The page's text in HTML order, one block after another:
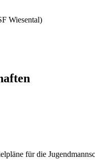
Wiesental)
für die